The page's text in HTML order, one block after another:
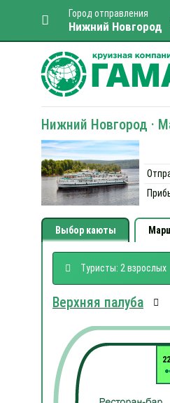
Город отправления
Нижний Новгород
Нижний Новгород ·
Выбор каюты
Туристы: 2 взрослых
Верхняя палуба